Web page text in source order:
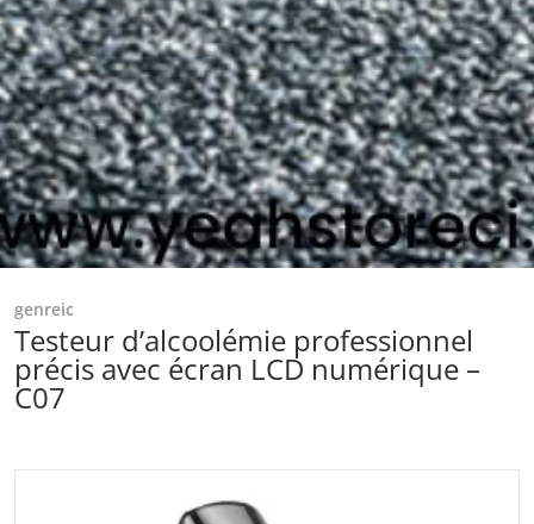
genreic
Testeur d’alcoolémie professionnel
précis avec écran LCD numérique –
C07